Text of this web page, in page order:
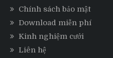
Chính sách bảo mật
Download miễn phí
Kinh nghiệm cưới
Liên hệ